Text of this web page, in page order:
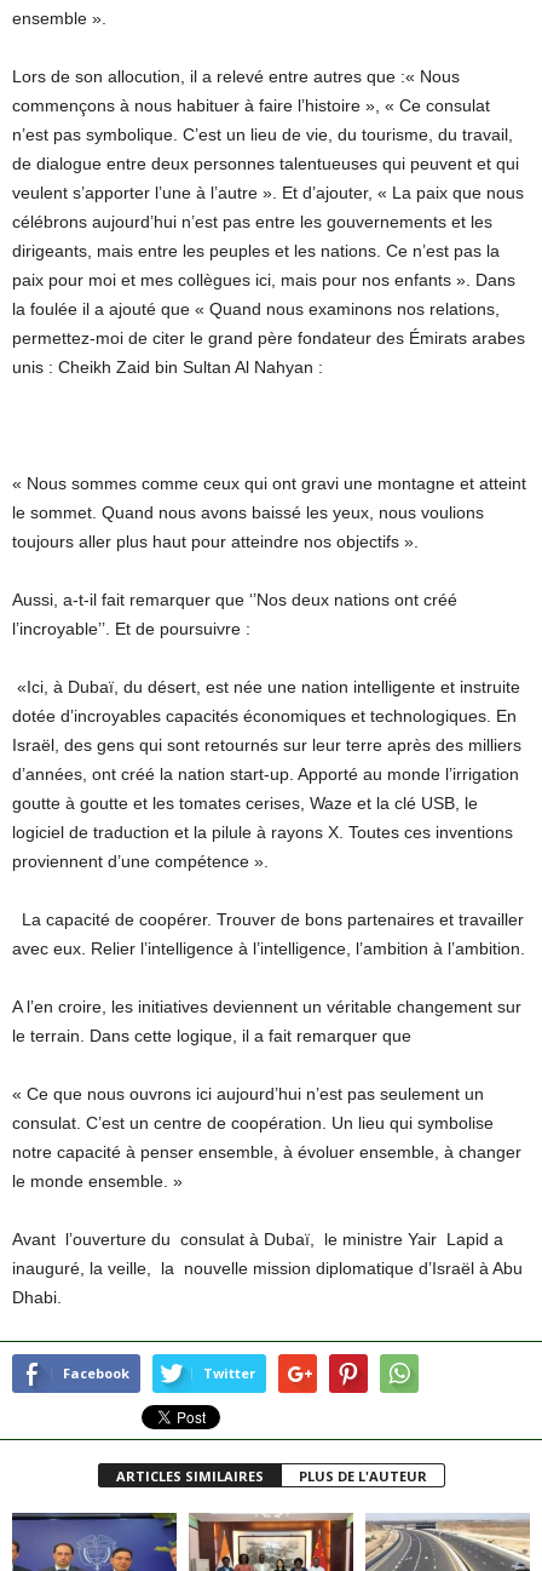
ensemble ».
Lors de son allocution, il a relevé entre autres que :« Nous
commençons à nous habituer à faire l’histoire », « Ce consulat
n’est pas symbolique. C’est un lieu de vie, du tourisme, du travail,
de dialogue entre deux personnes talentueuses qui peuvent et qui
veulent s’apporter l’une à l’autre ». Et d’ajouter, « La paix que nous
célébrons aujourd’hui n’est pas entre les gouvernements et les
dirigeants, mais entre les peuples et les nations. Ce n’est pas la
paix pour moi et mes collègues ici, mais pour nos enfants ». Dans
la foulée il a ajouté que « Quand nous examinons nos relations,
permettez-moi de citer le grand père fondateur des Émirats arabes
unis : Cheikh Zaid bin Sultan Al Nahyan :
« Nous sommes comme ceux qui ont gravi une montagne et atteint
le sommet. Quand nous avons baissé les yeux, nous voulions
toujours aller plus haut pour atteindre nos objectifs ».
Aussi, a-t-il fait remarquer que ‘’Nos deux nations ont créé
l’incroyable’’. Et de poursuivre :
«Ici, à Dubaï, du désert, est née une nation intelligente et instruite
dotée d’incroyables capacités économiques et technologiques. En
Israël, des gens qui sont retournés sur leur terre après des milliers
d’années, ont créé la nation start-up. Apporté au monde l’irrigation
goutte à goutte et les tomates cerises, Waze et la clé USB, le
logiciel de traduction et la pilule à rayons X. Toutes ces inventions
proviennent d’une compétence ».
La capacité de coopérer. Trouver de bons partenaires et travailler
avec eux. Relier l’intelligence à l’intelligence, l’ambition à l’ambition.
A l’en croire, les initiatives deviennent un véritable changement sur
le terrain. Dans cette logique, il a fait remarquer que
« Ce que nous ouvrons ici aujourd’hui n’est pas seulement un
consulat. C’est un centre de coopération. Un lieu qui symbolise
notre capacité à penser ensemble, à évoluer ensemble, à changer
le monde ensemble. »
Avant l’ouverture du consulat à Dubaï, le ministre Yair Lapid a
inauguré, la veille, la nouvelle mission diplomatique d’Israël à Abu
Dhabi.
Facebook Twitter
ARTICLES SIMILAIRES PLUS DE L'AUTEUR